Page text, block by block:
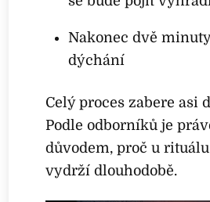
Nakonec dvě
dýchání
Celý proces zabere asi
Podle odborníků je
důvodem, proč u
vydrží dlouhodobě.